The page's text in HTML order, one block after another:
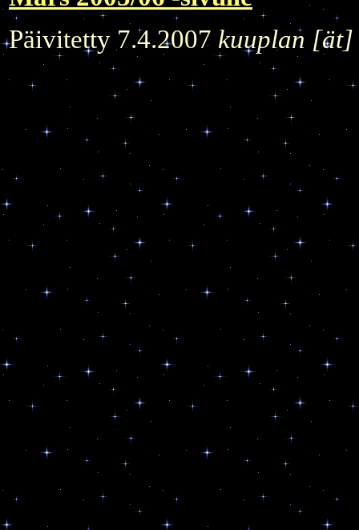
Päivitetty 7.4.2007 kuuplan [ät]